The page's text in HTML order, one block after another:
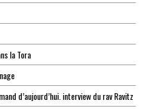
la Tora
d’aujourd’hui. interview du rav Ravitz